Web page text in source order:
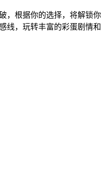
，根据你的选择，将解锁你
线，玩转丰富的彩蛋剧情和